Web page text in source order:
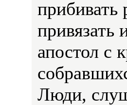
прибивать
привязать
апостол с
Люди,